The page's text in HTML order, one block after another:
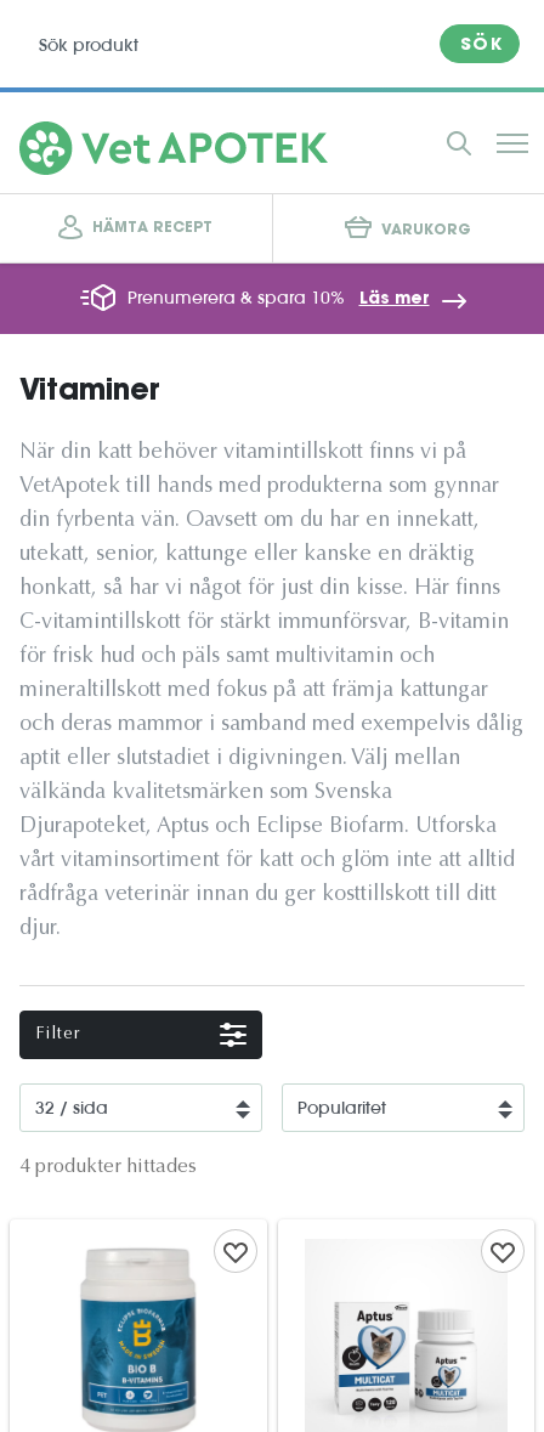
SÖK
HÄMTA RECEPT VARUKORG
Prenumerera & spara 10% Läs mer
Vitaminer
När din katt behöver vitamintillskott finns vi på
VetApotek till hands med produkterna som gynnar
din fyrbenta vän. Oavsett om du har en innekatt,
utekatt, senior, kattunge eller kanske en dräktig
honkatt, så har vi något för just din kisse. Här finns
C-vitamintillskott för stärkt immunförsvar, B-vitamin
för frisk hud och päls samt multivitamin och
mineraltillskott med fokus på att främja kattungar
och deras mammor i samband med exempelvis dålig
aptit eller slutstadiet i digivningen. Välj mellan
välkända kvalitetsmärken som Svenska
Djurapoteket, Aptus och Eclipse Biofarm. Utforska
vårt vitaminsortiment för katt och glöm inte att alltid
rådfråga veterinär innan du ger kosttillskott till ditt
djur.
Filter
4 produkter hittades